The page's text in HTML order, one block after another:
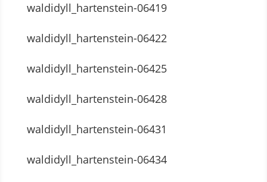
waldidyll_hartenstein-06419
waldidyll_hartenstein-06422
waldidyll_hartenstein-06425
waldidyll_hartenstein-06428
waldidyll_hartenstein-06431
waldidyll_hartenstein-06434